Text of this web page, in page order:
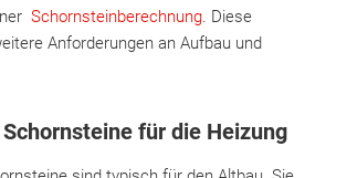
Schornsteinberechnung. Diese
Anforderungen an Aufbau und
für die Heizung